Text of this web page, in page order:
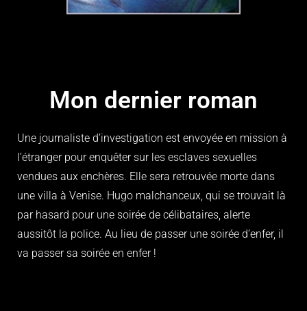
Mon dernier roman
Une journaliste d’investigation est envoyée en mission à
l’étranger pour enquêter sur les esclaves sexuelles
vendues aux enchères. Elle sera retrouvée morte dans
une villa à Venise. Hugo malchanceux, qui se trouvait là
par hasard pour une soirée de célibataires, alerte
aussitôt la police. Au lieu de passer une soirée d’enfer, il
va passer sa soirée en enfer !